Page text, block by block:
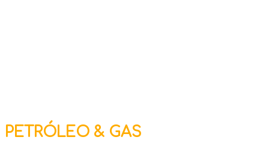
PETRÓLEO & GAS